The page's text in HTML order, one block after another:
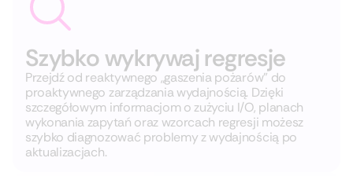
Szybko wykrywaj regresje
Przejdź od reaktywnego „gaszenia pożarów” do
proaktywnego zarządzania wydajnością. Dzięki
szczegółowym informacjom o zużyciu I/O, planach
wykonania zapytań oraz wzorcach regresji możesz
szybko diagnozować problemy z wydajnością po
aktualizacjach.